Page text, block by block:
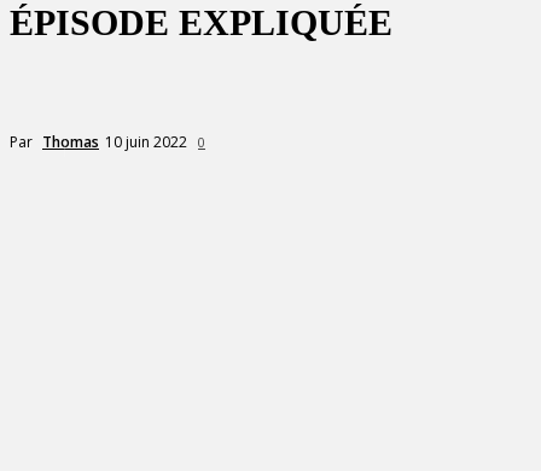
ÉPISODE EXPLIQUÉE
Par Thomas 10 juin 2022 0